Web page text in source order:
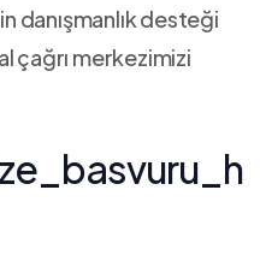
danışmanlık desteği
çağrı merkezimizi